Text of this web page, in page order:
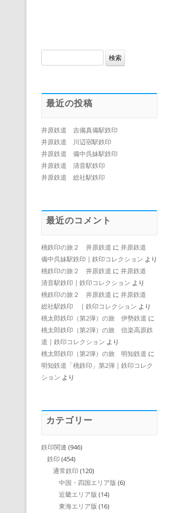
索:
最近の投稿
井原鉄道 吉備真備駅鉄印
井原鉄道 川辺宿駅鉄印
井原鉄道 備中呉妹駅鉄印
井原鉄道 清音駅鉄印
井原鉄道 総社駅鉄印
最近のコメント
桃鉄印の旅２ 井原鉄道 に 井原鉄道
備中呉妹駅鉄印 | 鉄印コレクション より
桃鉄印の旅２ 井原鉄道 に 井原鉄道
清音駅鉄印 | 鉄印コレクション より
桃鉄印の旅２ 井原鉄道 に 井原鉄道
総社駅鉄印 | 鉄印コレクション より
桃太郎鉄印（第2弾）の旅 伊勢鉄道 に
桃太郎鉄印（第2弾）の旅 信楽高原鉄
道 | 鉄印コレクション より
桃太郎鉄印（第2弾）の旅 明知鉄道 に
明知鉄道「桃鉄印」第2弾 | 鉄印コレク
ション より
カテゴリー
鉄印関連 (946)
鉄印 (454)
通常鉄印 (120)
中国・四国エリア版 (6)
近畿エリア版 (14)
東海エリア版 (16)